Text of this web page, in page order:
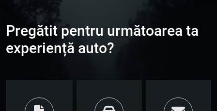
Pregătit pentru următoarea ta
experiență auto?